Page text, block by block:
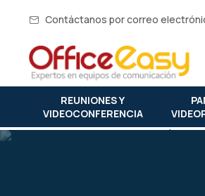
Contáctanos por correo
REUNIONES Y
VIDEOCONFERENCIA
Inicio 2025: hp transformará las